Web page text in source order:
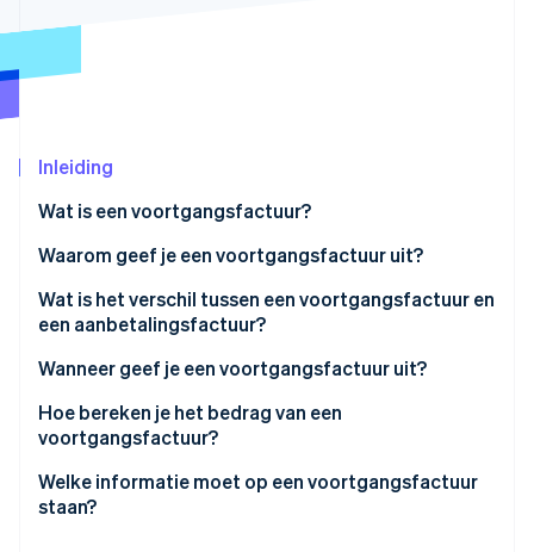
Oprichting van een start-up
CO₂-verwijdering
Ontdek hoe Stripe de economische
Nu bekijken
Inleiding
Wat is een voortgangsfactuur?
Waarom geef je een voortgangsfactuur uit?
Wat is het verschil tussen een voortgangsfactuur en
een aanbetalingsfactuur?
Wanneer geef je een voortgangsfactuur uit?
Hoe bereken je het bedrag van een
voortgangsfactuur?
Welke informatie moet op een voortgangsfactuur
staan?